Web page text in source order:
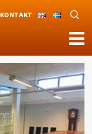
Meny
KONTAKT